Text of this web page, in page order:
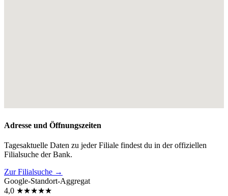
Adresse und Öffnungszeiten
Tagesaktuelle Daten zu jeder Filiale findest du in der offiziellen
Filialsuche der Bank.
Zur Filialsuche →
Google-Standort-Aggregat
4,0 ★★★★★